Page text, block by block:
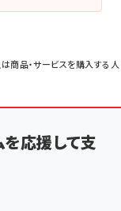
商品・サービスを購入する人
を応援して支